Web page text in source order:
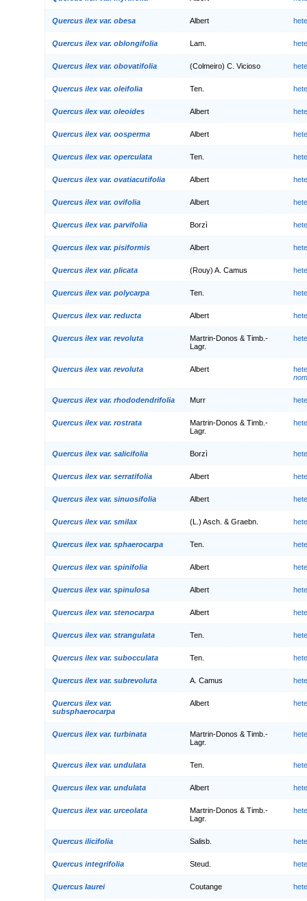
Quercus ilex var. obesa Albert
Quercus ilex var. oblongifolia Lam.
Quercus ilex var. obovatifolia (Colmeiro) C. Vicioso
Quercus ilex var. oleifolia Ten.
Quercus ilex var. oleoides Albert
Quercus ilex var. oosperma Albert
Quercus ilex var. operculata Ten.
Quercus ilex var. ovatiacutifolia Albert
Quercus ilex var. ovifolia Albert
Quercus ilex var. parvifolia Borzì
Quercus ilex var. pisiformis Albert
Quercus ilex var. plicata (Rouy) A. Camus
Quercus ilex var. polycarpa Ten.
Quercus ilex var. reducta Albert
Quercus ilex var. revoluta
Martrin-Donos & Timb.-
Lagr.
Quercus ilex var. revoluta Albert
Quercus ilex var. rhododendrifolia Murr
Quercus ilex var. rostrata
Martrin-Donos & Timb.-
Lagr.
Quercus ilex var. salicifolia Borzì
Quercus ilex var. serratifolia Albert
Quercus ilex var. sinuosifolia Albert
Quercus ilex var. smilax (L.) Asch. & Graebn.
Quercus ilex var. sphaerocarpa Ten.
Quercus ilex var. spinifolia Albert
Quercus ilex var. spinulosa Albert
Quercus ilex var. stenocarpa Albert
Quercus ilex var. strangulata Ten.
Quercus ilex var. subocculata Ten.
Quercus ilex var. subrevoluta A. Camus
Quercus ilex var.
subsphaerocarpa
Albert
Quercus ilex var. turbinata
Martrin-Donos & Timb.-
Lagr.
Quercus ilex var. undulata Ten.
Quercus ilex var. undulata Albert
Quercus ilex var. urceolata
Martrin-Donos & Timb.-
Lagr.
Quercus ilicifolia Salisb.
Quercus integrifolia Steud.
Quercus laurei Coutange